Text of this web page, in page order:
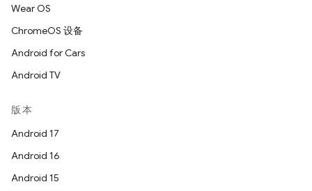
Wear OS
ChromeOS 设备
Android for Cars
Android TV
版本
Android 17
Android 16
Android 15